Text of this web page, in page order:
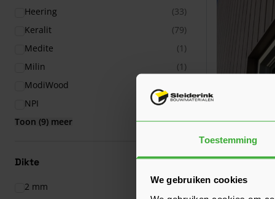
Toestemming
We gebruiken cookies
Heering
(33)
Keralit
(79)
Medite
(1)
Milin
(1)
ModiWood
NPI
(3)
Toon (9) meer
Dikte
2 mm (1)
VinyPlus